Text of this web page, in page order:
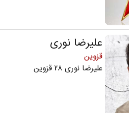
علیرضا نوری
قزوین
علیرضا نوری ۲۸ قزوین